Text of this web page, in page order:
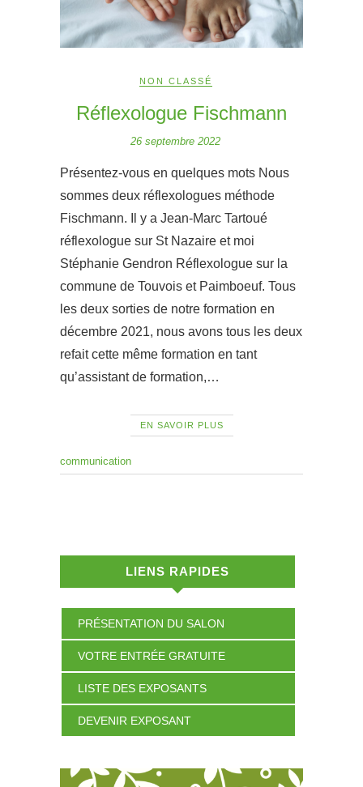
NON CLASSÉ
Réflexologue Fischmann
26 septembre 2022
Présentez-vous en quelques mots Nous
sommes deux réflexologues méthode
Fischmann. Il y a Jean-Marc Tartoué
réflexologue sur St Nazaire et moi
Stéphanie Gendron Réflexologue sur la
commune de Touvois et Paimboeuf. Tous
les deux sorties de notre formation en
décembre 2021, nous avons tous les deux
refait cette même formation en tant
qu’assistant de formation,…
EN SAVOIR PLUS
communication
LIENS RAPIDES
PRÉSENTATION DU SALON
VOTRE ENTRÉE GRATUITE
LISTE DES EXPOSANTS
DEVENIR EXPOSANT